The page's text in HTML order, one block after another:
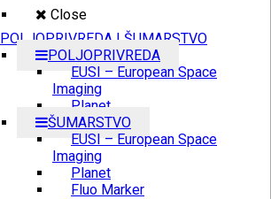
Close
POLJOPRIVREDA I ŠUMARSTVO
POLJOPRIVREDA
EUSI – European Space
Imaging
Planet
ŠUMARSTVO
EUSI – European Space
Imaging
Planet
Fluo Marker